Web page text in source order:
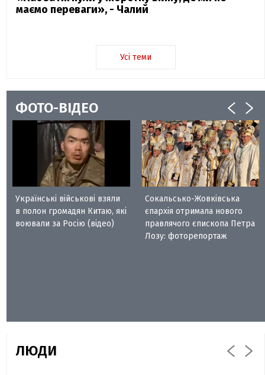
маємо переваги», - Чалий
Усі теми
ФОТО-ВІДЕО
Українські військові взяли
в полон громадян Китаю, які
воювали за Росію (відео)
Сокальсько-Жовківська
єпархія отримала нового
правлячого єпископа Петра
Лозу: фоторепортаж
ЛЮДИ